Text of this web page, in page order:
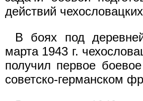
действий
В боях под
марта 1943 г.
получил первое
советско-германском